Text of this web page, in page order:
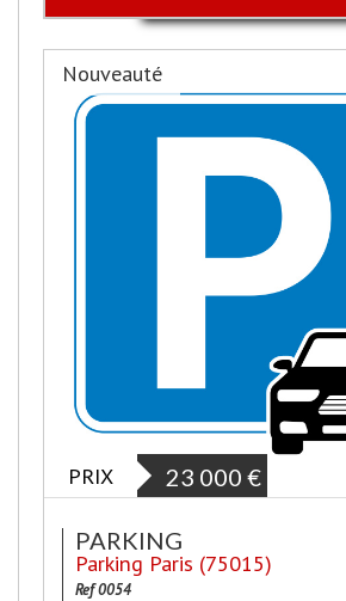
Nouveauté
PRIX 23 000 €
PARKING
Parking Paris (75015)
Ref 0054